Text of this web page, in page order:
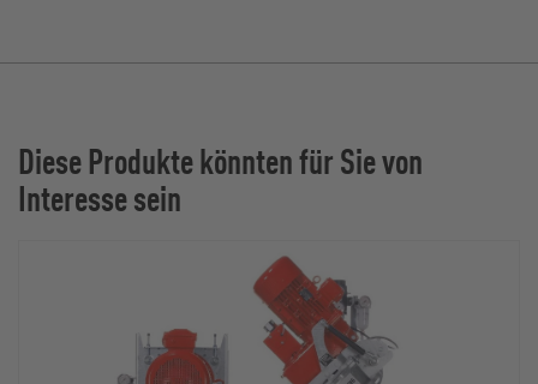
Diese Produkte könnten für Sie von
Interesse sein